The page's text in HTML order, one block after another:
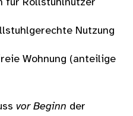
Nutzung
Wohnung (anteilige
vor Beginn der